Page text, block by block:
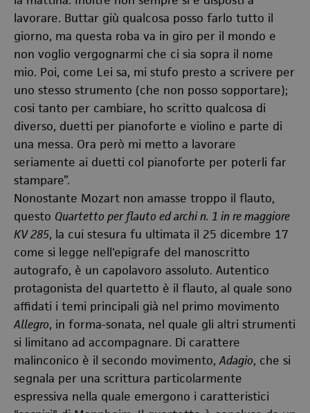
lavorare. Buttar giù qualcosa posso farlo tutto il
giorno, ma questa roba va in giro per il mondo e
non voglio vergognarmi che ci sia sopra il nome
mio. Poi, come Lei sa, mi stufo presto a scrivere per
uno stesso strumento (che non posso sopportare);
cosi tanto per cambiare, ho scritto qualcosa di
diverso, duetti per pianoforte e violino e parte di
una messa. Ora però mi metto a lavorare
seriamente ai duetti col pianoforte per poterli far
stampare”.
Nonostante Mozart non amasse troppo il flauto,
questo Quartetto per flauto ed archi n. 1 in re maggiore
KV 285, la cui stesura fu ultimata il 25 dicembre 17
come si legge nell'epigrafe del manoscritto
autografo, è un capolavoro assoluto. Autentico
protagonista del quartetto è il flauto, al quale sono
affidati i temi principali già nel primo movimento
Allegro, in forma-sonata, nel quale gli altri strumenti
si limitano ad accompagnare. Di carattere
malinconico è il secondo movimento,Adagio, che si
segnala per una scrittura particolarmente
espressiva nella quale emergono i caratteristici